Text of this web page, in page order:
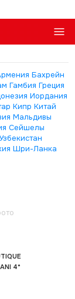
Бахрейн
Гамбия Греция
Иордания
Кипр Китай
Мальдивы
Сейшелы
Шри-Ланка
4*